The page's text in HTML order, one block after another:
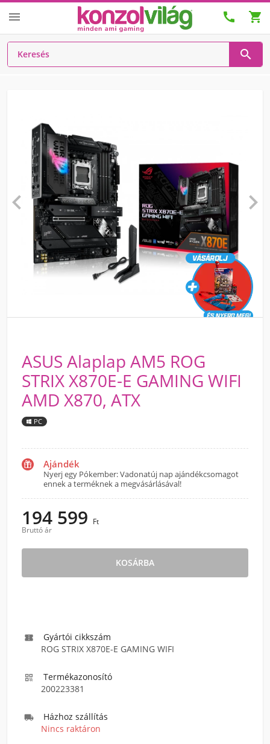
  

 
ASUS Alaplap AM5 ROG
STRIX X870E-E GAMING WIFI
AMD X870, ATX
PC
Ajándék
Nyerj egy Pókember: Vadonatúj nap ajándékcsomagot
ennek a terméknek a megvásárlásával!
194 599 Ft
Bruttó ár
KOSÁRBA

Gyártói cikkszám
ROG STRIX X870E-E GAMING WIFI

Termékazonosító
200223381

Házhoz szállítás
Nincs raktáron